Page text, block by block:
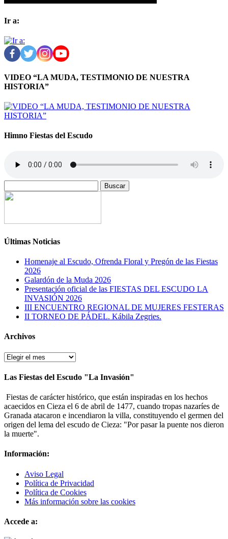
Ir a:
VIDEO “LA MUDA, TESTIMONIO DE NUESTRA
HISTORIA”
Himno Fiestas del Escudo
Últimas Noticias
Homenaje al Escudo, Ofrenda Floral y Pregón de las Fiestas
2026
Galardón de la Muda 2026
Presentación oficial de las FIESTAS DEL ESCUDO LA
INVASIÓN 2026
III ENCUENTRO REGIONAL DE MUJERES FESTERAS
II TORNEO DE PÁDEL. Kábila Zegries.
Archivos
Archivos
Las Fiestas del Escudo "La Invasión"
Fiestas de carácter histórico, que están inspiradas en los hechos
acaecidos en Cieza el 6 de abril de 1477, cuando tropas nazaríes de
Granada atacaron e incendiaron la villa, constituyendo el germen del
origen del lema del escudo de Cieza: "Por pasar la puente nos dieron
la muerte".
Información:
Aviso Legal
Política de Privacidad
Política de Cookies
Más información sobre las cookies
Accede a: